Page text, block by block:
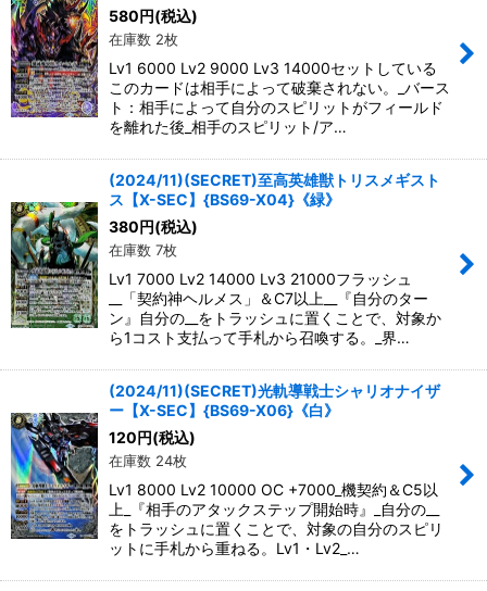
580 円(税込)
在庫数 2枚
Lv1 6000 Lv2 9000 Lv3 14000セットしている
このカードは相手によって破棄されない。_バース
ト：相手によって自分のスピリットがフィールド
を離れた後_相手のスピリット/ア…
(2024/11)(SECRET)至高英雄獣トリスメギスト
ス【X-SEC】{BS69-X04}《緑》
380 円(税込)
在庫数 7枚
Lv1 7000 Lv2 14000 Lv3 21000フラッシュ
__「契約神ヘルメス」＆C7以上__『自分のター
ン』自分の__をトラッシュに置くことで、対象か
ら1コスト支払って手札から召喚する。_界…
(2024/11)(SECRET)光軌導戦士シャリオナイザ
ー【X-SEC】{BS69-X06}《白》
120 円(税込)
在庫数 24枚
Lv1 8000 Lv2 10000 OC +7000_機契約＆C5以
上_『相手のアタックステップ開始時』_自分の__
をトラッシュに置くことで、対象の自分のスピリ
ットに手札から重ねる。Lv1・Lv2_…